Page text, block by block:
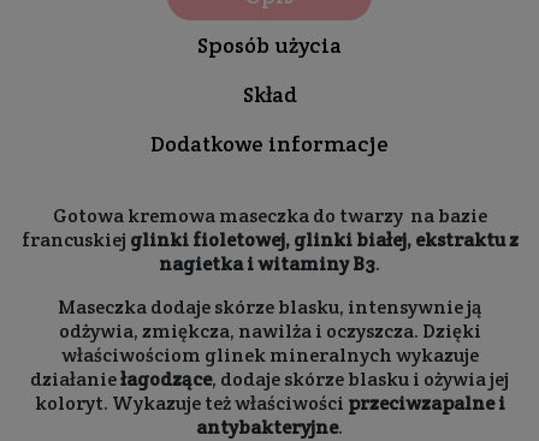
Sposób użycia
Skład
Dodatkowe informacje
Gotowa kremowa maseczka do twarzy na bazie
francuskiej glinki fioletowej, glinki białej, ekstraktu z
nagietka i witaminy B3.
Maseczka dodaje skórze blasku, intensywnie ją
odżywia, zmiękcza, nawilża i oczyszcza. Dzięki
właściwościom glinek mineralnych wykazuje
działaniełagodzące, dodaje skórze blasku i ożywia jej
koloryt. Wykazuje też właściwości przeciwzapalne i
antybakteryjne.